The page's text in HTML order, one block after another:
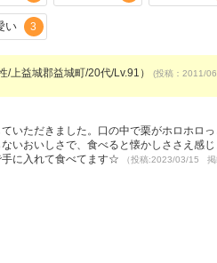
い 3
/上益城郡益城町/20代/Lv.91） (投稿：2011/
いただきました。口の中で栗がホロホロ
いおいしさで、食べると懐かしささえ感
に入れて食べてます☆
（投稿:2023/03/15 掲